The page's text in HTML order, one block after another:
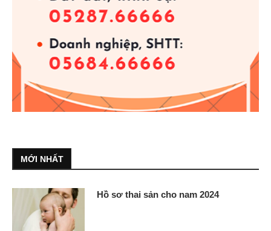
MỚI NHẤT
Hồ sơ thai sản cho nam 2024